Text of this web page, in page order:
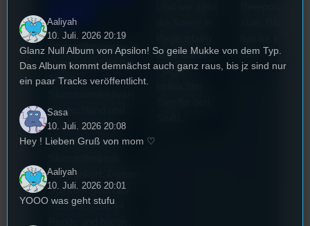
Die
Stummfilmwoche in
Regensburg ist das
älteste
Deutschland und
wurde auch mit
dem deutschen
2022 gekürt. Diesen
Sommer geht das
Festival in die 44.
aus? Diese
Fragen
Ort!
Aaliyah
10. Juli. 2026 20:19
Glanz Null Album von Apsilon! So geile Mukke von dem Typ.
Das Album kommt demnächst auch ganz raus, bis jz sind nur
ein paar Tracks veröffentlicht.
Sasa
10. Juli. 2026 20:08
Hey ! Lieben Gruß von mom ♡
Aaliyah
10. Juli. 2026 20:01
YOOO was geht stufu